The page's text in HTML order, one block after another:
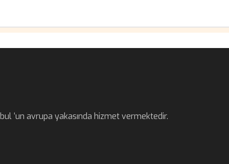
‘un avrupa yakasında hizmet vermektedir.